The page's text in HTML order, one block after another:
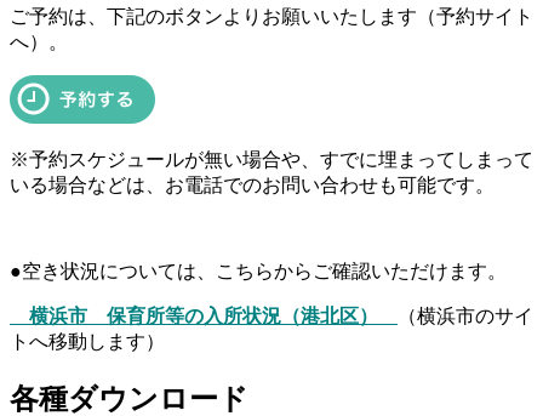
ご予約は、下記のボタンよりお願いいたします（予約サイト
へ）。
※予約スケジュールが無い場合や、すでに埋まってしまって
いる場合などは、お電話でのお問い合わせも可能です。
●空き状況については、こちらからご確認いただけます。
横浜市 保育所等の入所状況（港北区）
（横浜市のサイ
トへ移動します）
各種ダウンロード